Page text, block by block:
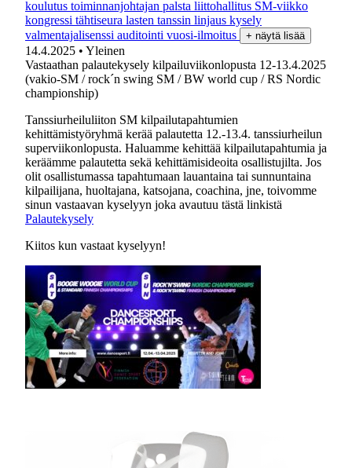
koulutus toiminnanjohtajan palsta liittohallitus SM-viikko
kongressi tähtiseura lasten tanssin linjaus kysely
valmentajalisenssi auditointi vuosi-ilmoitus + näytä lisää
14.4.2025 • Yleinen
Vastaathan palautekysely kilpailuviikonlopusta 12-13.4.2025
(vakio-SM / rock´n swing SM / BW world cup / RS Nordic
championship)
Tanssiurheiluliiton SM kilpailutapahtumien
kehittämistyöryhmä kerää palautetta 12.-13.4. tanssiurheilun
superviikonlopusta. Haluamme kehittää kilpailutapahtumia ja
keräämme palautetta sekä kehittämisideoita osallistujilta. Jos
olit osallistumassa tapahtumaan lauantaina tai sunnuntaina
kilpailijana, huoltajana, katsojana, coachina, jne, toivomme
sinun vastaavan kyselyyn joka avautuu tästä linkistä
Palautekysely
Kiitos kun vastaat kyselyyn!